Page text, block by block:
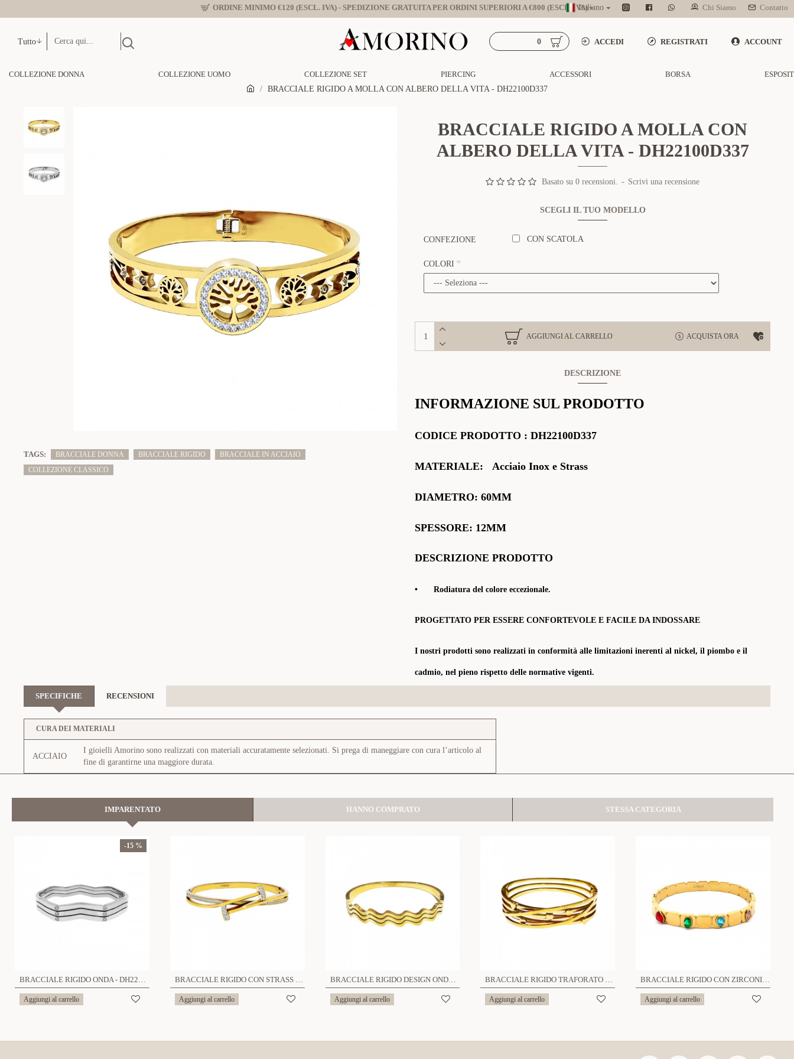
ORDINE MINIMO €120 (ESCL. IVA) - SPEDIZIONE GRATUITA PER ORDINI SUPERIORI A €800 (ESCL. IVA)Italiano Chi Siamo Contatto
Tutto ACCEDI REGISTRATI ACCOUNT
0
COLLEZIONE DONNA COLLEZIONE UOMO COLLEZIONE SET PIERCING ACCESSORI BORSA
BRACCIALE RIGIDO A MOLLA CON ALBERO DELLA VITA - DH22100D337
TAGS: BRACCIALE DONNA BRACCIALE RIGIDO
BRACCIALE IN ACCIAIO
COLLEZIONE CLASSICO
BRACCIALE RIGIDO A MOLLA CON
ALBERO DELLA VITA - DH22100D337
Basato su 0 recensioni. - Scrivi una recensione
SCEGLI IL TUO MODELLO
CONFEZIONE CON SCATOLA
COLORI
AGGIUNGI AL CARRELLO ACQUISTA ORA
DESCRIZIONE
INFORMAZIONE SUL PRODOTTO
CODICE PRODOTTO : DH22100D337
MATERIALE: Acciaio Inox e Strass
DIAMETRO: 60MM
SPESSORE: 12MM
DESCRIZIONE PRODOTTO
• Rodiatura del colore eccezionale.
PROGETTATO PER ESSERE CONFORTEVOLE E FACILE DA INDOSSARE
I nostri prodotti sono realizzati in conformità alle limitazioni inerenti al nickel, il piombo e il
cadmio, nel pieno rispetto delle normative vigenti.
SPECIFICHE RECENSIONI
CURA DEI MATERIALI
ACCIAIO
I gioielli Amorino sono realizzati con materiali accuratamente selezionati. Si prega di maneggiare con cura l’articolo al
fine di garantirne una maggiore durata.
IMPARENTATO HANNO COMPRATO STESSA CATEGORIA
-15 %
BRACCIALE RIGIDO ONDA - DH2296D318
Aggiungi al carrello
BRACCIALE RIGIDO CON STRASS - DH22100D349
Aggiungi al carrello
BRACCIALE RIGIDO DESIGN ONDA - DH2372E535
Aggiungi al carrello
BRACCIALE RIGIDO TRAFORATO CUORE - DH2388E527
Aggiungi al carrello
BRACCIALE RIGIDO CON ZIRCONIA - DH2388E533
Aggiungi al carrello